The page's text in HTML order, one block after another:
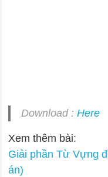
Download :Here
Xem thêm bài:
Giải phần Từ Vựng
án)